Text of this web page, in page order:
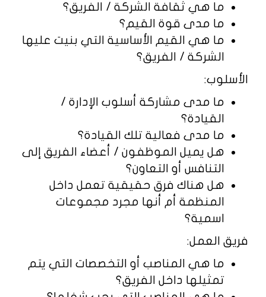
ما هي ثقافة الشركة / الفريق؟
ما مدى قوة القيم؟
ما هي القيم الأساسية التي بنيت عليها
الشركة / الفريق؟
الأسلوب:
ما مدى مشاركة أسلوب الإدارة /
القيادة؟
ما مدى فعالية تلك القيادة؟
هل يميل الموظفون / أعضاء الفريق إلى
التنافس أو التعاون؟
هل هناك فرق حقيقية تعمل داخل
المنظمة أم أنها مجرد مجموعات
اسمية؟
فريق العمل:
ما هي المناصب أو التخصصات التي يتم
تمثيلها داخل الفريق؟